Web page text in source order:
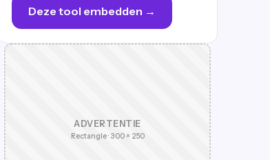
Deze tool embedden →
ADVERTENTIE
Rectangle · 300 × 250